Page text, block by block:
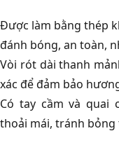
Được làm bằng thép
đánh bóng, an toàn,
Vòi rót dài thanh
xác để đảm bảo
Có tay cầm và quai
thoải mái, tránh bỏng